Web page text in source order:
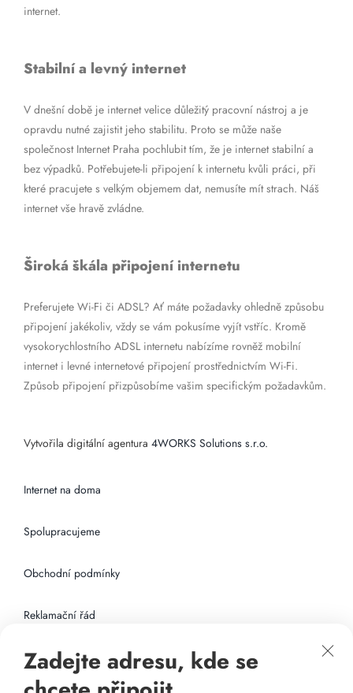
internet.
Stabilní a levný internet
V dnešní době je internet velice důležitý pracovní nástroj a je
opravdu nutné zajistit jeho stabilitu. Proto se může naše
společnost Internet Praha pochlubit tím, že je internet stabilní a
bez výpadků. Potřebujete-li připojení k internetu kvůli práci, při
které pracujete s velkým objemem dat, nemusíte mít strach. Náš
internet vše hravě zvládne.
Široká škála připojení internetu
Preferujete Wi-Fi či ADSL? Ať máte požadavky ohledně způsobu
připojení jakékoliv, vždy se vám pokusíme vyjít vstříc. Kromě
vysokorychlostního ADSL internetu nabízíme rovněž mobilní
internet i levné internetové připojení prostřednictvím Wi-Fi.
Způsob připojení přizpůsobíme vašim specifickým požadavkům.
Vytvořila digitální agentura 4WORKS Solutions s.r.o.
Internet na doma
Spolupracujeme
Obchodní podmínky
Reklamační řád
Připojení k internetu
Zadejte adresu, kde se